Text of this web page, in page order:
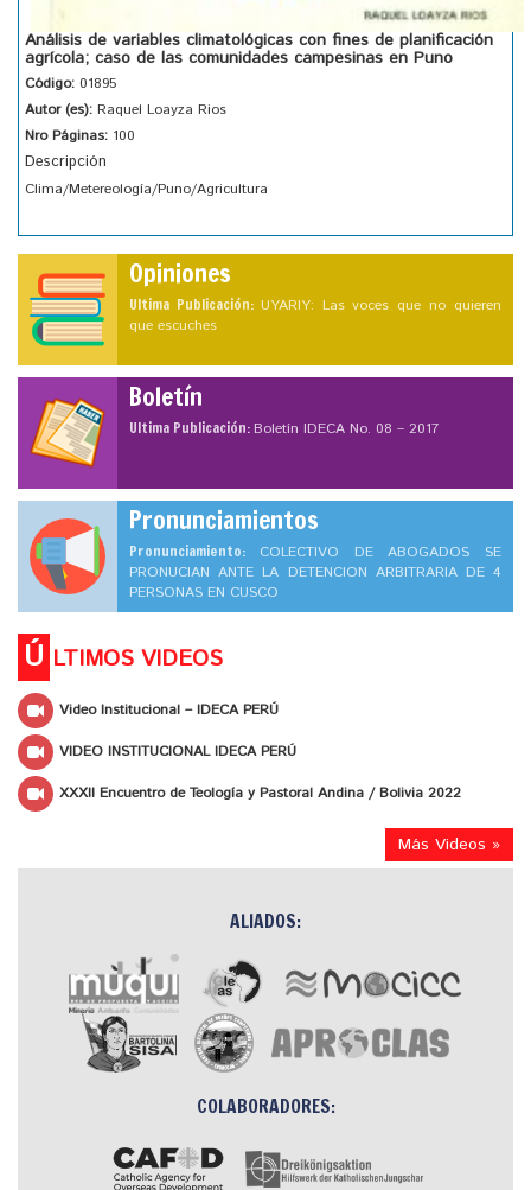
Análisis de variables climatológicas con fines de planificación
agrícola; caso de las comunidades campesinas en Puno
Código: 01895
Autor (es): Raquel Loayza Rios
Nro Páginas: 100
Descripción
Clima/Metereología/Puno/Agricultura
Opiniones
Ultima Publicación: UYARIY: Las voces que no quieren
que escuches
Boletín
Ultima Publicación:Boletín IDECA No. 08 – 2017
Pronunciamientos
Pronunciamiento: COLECTIVO DE ABOGADOS SE
PRONUCIAN ANTE LA DETENCION ARBITRARIA DE 4
PERSONAS EN CUSCO
Ú LTIMOS VIDEOS
Video Institucional – IDECA PERÚ
VIDEO INSTITUCIONAL IDECA PERÚ
XXXII Encuentro de Teología y Pastoral Andina / Bolivia 2022
Más Videos »
ALIADOS:
COLABORADORES: